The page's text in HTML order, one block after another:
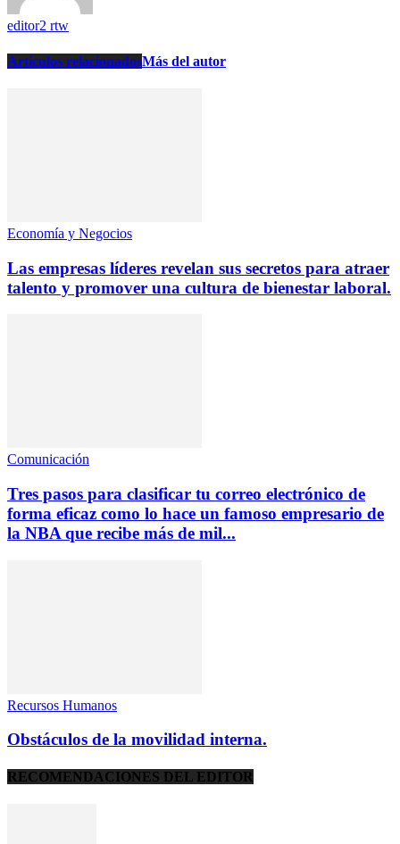
editor2 rtw
Artículos relacionadosMás del autor
Economía y Negocios
Las empresas líderes revelan sus secretos para atraer
talento y promover una cultura de bienestar laboral.
Comunicación
Tres pasos para clasificar tu correo electrónico de
forma eficaz como lo hace un famoso empresario de
la NBA que recibe más de mil...
Recursos Humanos
Obstáculos de la movilidad interna.
RECOMENDACIONES DEL EDITOR